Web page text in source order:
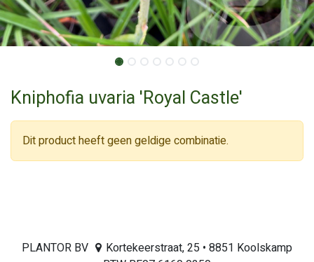
Kniphofia uvaria 'Royal Castle'
Dit product heeft geen geldige combinatie.
PLANTOR BV
Kortekeerstraat, 25 • 8851 Koolskamp